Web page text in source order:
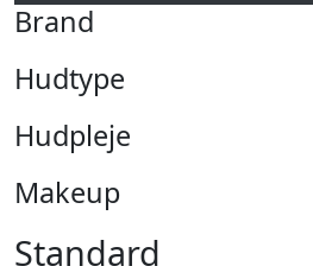
Brand
Hudtype
Hudpleje
Makeup
Standard